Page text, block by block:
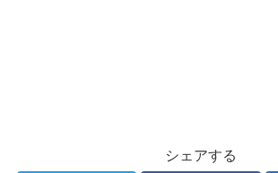
シェアする